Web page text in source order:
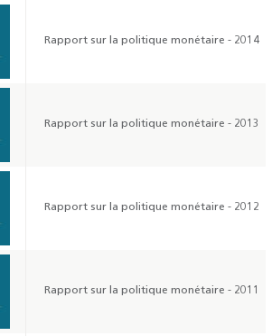
Rapport sur la politique monétaire - 2014
Rapport sur la politique monétaire - 2013
Rapport sur la politique monétaire - 2012
Rapport sur la politique monétaire - 2011